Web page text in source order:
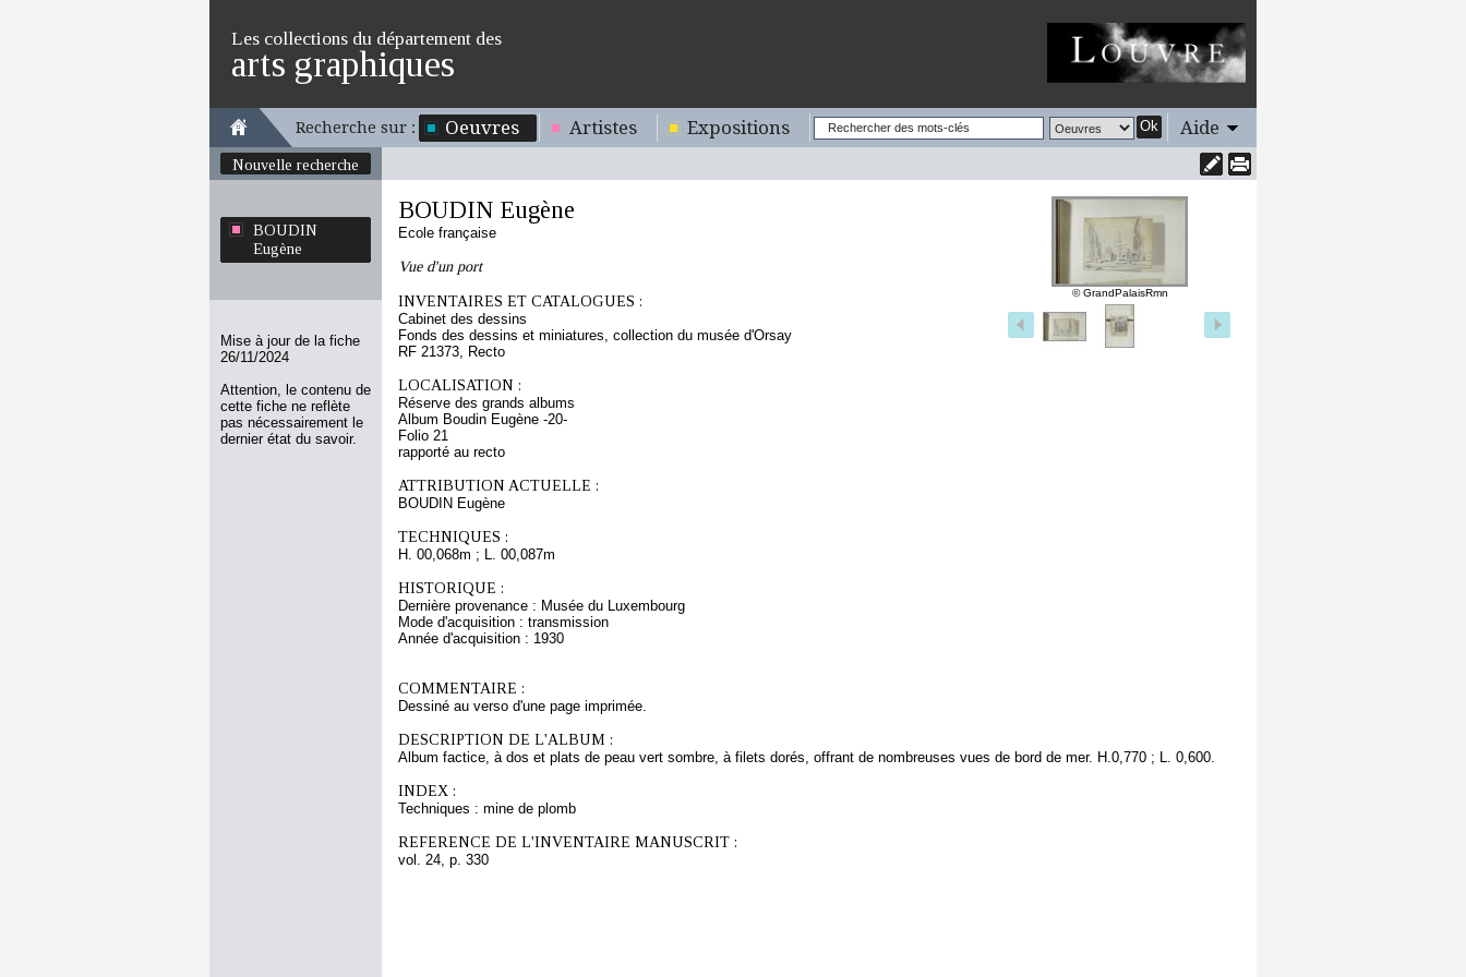
Les collections du département des
arts graphiques
Recherche sur : Oeuvres Artistes Expositions Ok Aide
Nouvelle recherche
BOUDIN
Eugène
Mise à jour de la fiche
26/11/2024
Attention, le contenu de
cette fiche ne reflète
pas nécessairement le
dernier état du savoir.
© GrandPalaisRmn
BOUDIN Eugène
Ecole française
Vue d'un port
INVENTAIRES ET CATALOGUES :
Cabinet des dessins
Fonds des dessins et miniatures, collection du musée d'Orsay
RF 21373, Recto
LOCALISATION :
Réserve des grands albums
Album Boudin Eugène -20-
Folio 21
rapporté au recto
ATTRIBUTION ACTUELLE :
BOUDIN Eugène
TECHNIQUES :
H. 00,068m ; L. 00,087m
HISTORIQUE :
Dernière provenance : Musée du Luxembourg
Mode d'acquisition : transmission
Année d'acquisition : 1930
COMMENTAIRE :
Dessiné au verso d'une page imprimée.
DESCRIPTION DE L'ALBUM :
Album factice, à dos et plats de peau vert sombre, à filets dorés, offrant de nombreuses vues de bord de mer. H.0,770 ; L. 0,600.
INDEX :
Techniques : mine de plomb
REFERENCE DE L'INVENTAIRE MANUSCRIT :
vol. 24, p. 330